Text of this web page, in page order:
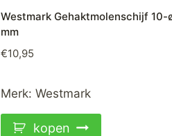
Westmark Gehaktmolenschijf 10-
mm
€10,95
Merk: Westmark
kopen